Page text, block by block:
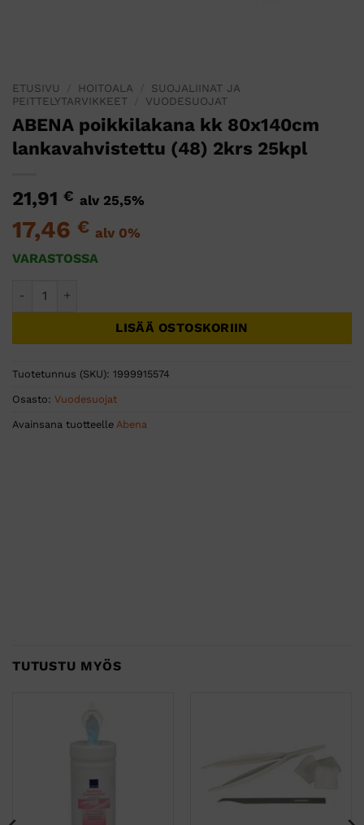
ETUSIVU HOITOALA
SUOJALIINAT JA
PEITTELYTARVIKKEET
VUODESUOJAT
ABENA poikkilakana kk 80x140cm
lankavahvistettu (48) 2krs 25kpl
21,91 € alv 25,5%
17,46 € alv 0%
VARASTOSSA
LISÄÄ OSTOSKORIIN
Tuotetunnus (SKU): 1999915574
Osasto: Vuodesuojat
Avainsana tuotteelle Abena
TUTUSTU MYÖS